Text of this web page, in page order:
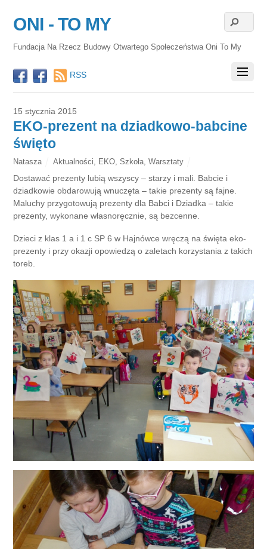
ONI - TO MY
Fundacja Na Rzecz Budowy Otwartego Społeczeństwa Oni To My
RSS
15 stycznia 2015
EKO-prezent na dziadkowo-babcine
święto
Natasza Aktualności EKO Szkoła Warsztaty
Dostawać prezenty lubią wszyscy – starzy i mali. Babcie i
dziadkowie obdarowują wnuczęta – takie prezenty są fajne.
Maluchy przygotowują prezenty dla Babci i Dziadka – takie
prezenty, wykonane własnoręcznie, są bezcenne.
Dzieci z klas 1 a i 1 c SP 6 w Hajnówce wręczą na święta eko-
prezenty i przy okazji opowiedzą o zaletach korzystania z takich
toreb.